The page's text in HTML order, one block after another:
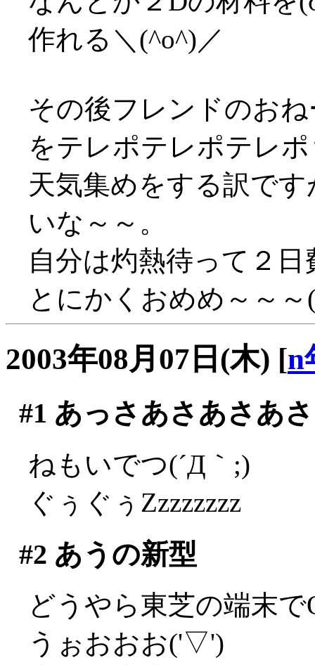
作れる＼(^o^)／
その後フレンドのお
をテレポテレポテレ
天気集めをする訳で
いな～～。
自分は灼熱待って２
とにかくおめめ～～
2003年08月07日(木) [n
#1 あっさあさあさあ
ねもいでつ(´Д｀;)
ぐぅぐぅZzzzzzzz
#2 あうの新型
どうやら東芝の端末
うぉおおお('▽')